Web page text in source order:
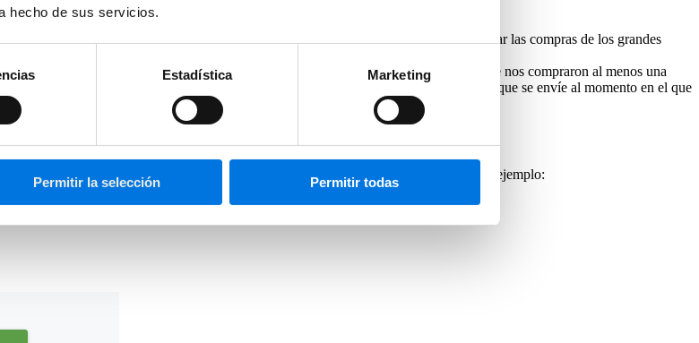
hecho de sus servicios.
Estadística Marketing
Permitir la selección Permitir todas
De esta manera les premiamos y les aportamos valor. Incluso el hecho de adelantar las compras de los grandes
por los micro segmentos del tipo [1.1.1], [1.2.1]…etc. Son aquellos clientes que nos compraron al menos una
para enviar un incentivo de reactivación a nuestros contactos para reactivarlos, y que se envíe al momento en el que
, así cuando el usuario realiza una acción va acumulando una puntuación total
. Por ejemplo: